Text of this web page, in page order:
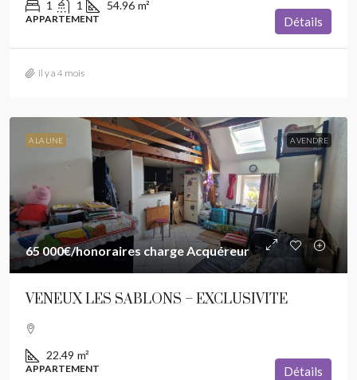
1 1 54.96 m²
APPARTEMENT Détails
il y a 4 mois
A LA UNE A VENDRE
65 000€/honoraires charge Acquéreur
VENEUX LES SABLONS – EXCLUSIVITE
22.49 m²
APPARTEMENT Détails